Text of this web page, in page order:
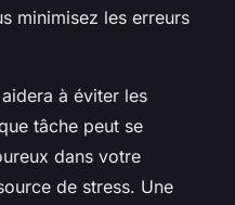
minimisez les erreurs
à éviter les
tâche peut se
dans votre
de stress. Une